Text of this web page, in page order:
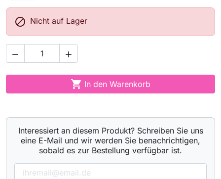
 Nicht auf Lager
 
 In den Warenkorb
Interessiert an diesem Produkt? Schreiben Sie uns
eine E-Mail und wir werden Sie benachrichtigen,
sobald es zur Bestellung verfügbar ist.